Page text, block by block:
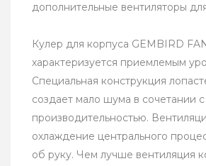
дополнительные вентиляторы
Кулер для корпуса GEMBIRD
характеризуется приемлемым
Специальная конструкция
создает мало шума в сочетании
производительностью.
охлаждение центрального
об руку. Чем лучше вентиляция